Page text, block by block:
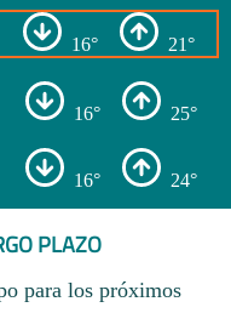
16° 21°
16° 25°
16° 24°
PLAZO
para los próximos